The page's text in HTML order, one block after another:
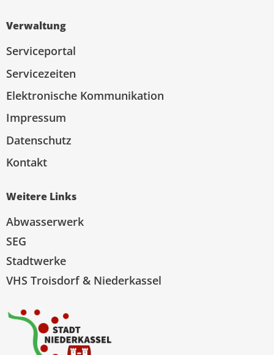
Verwaltung
Serviceportal
Servicezeiten
Elektronische Kommunikation
Impressum
Datenschutz
Kontakt
Weitere Links
Abwasserwerk
SEG
Stadtwerke
VHS Troisdorf & Niederkassel